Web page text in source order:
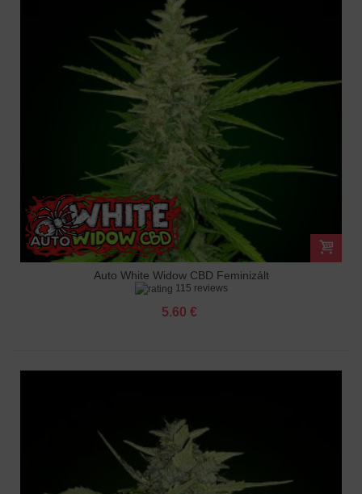
Auto White Widow CBD Feminizált
115 reviews
5.60 €